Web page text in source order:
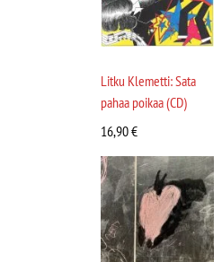
Litku Klemetti: Sata
pahaa poikaa (CD)
16,90€